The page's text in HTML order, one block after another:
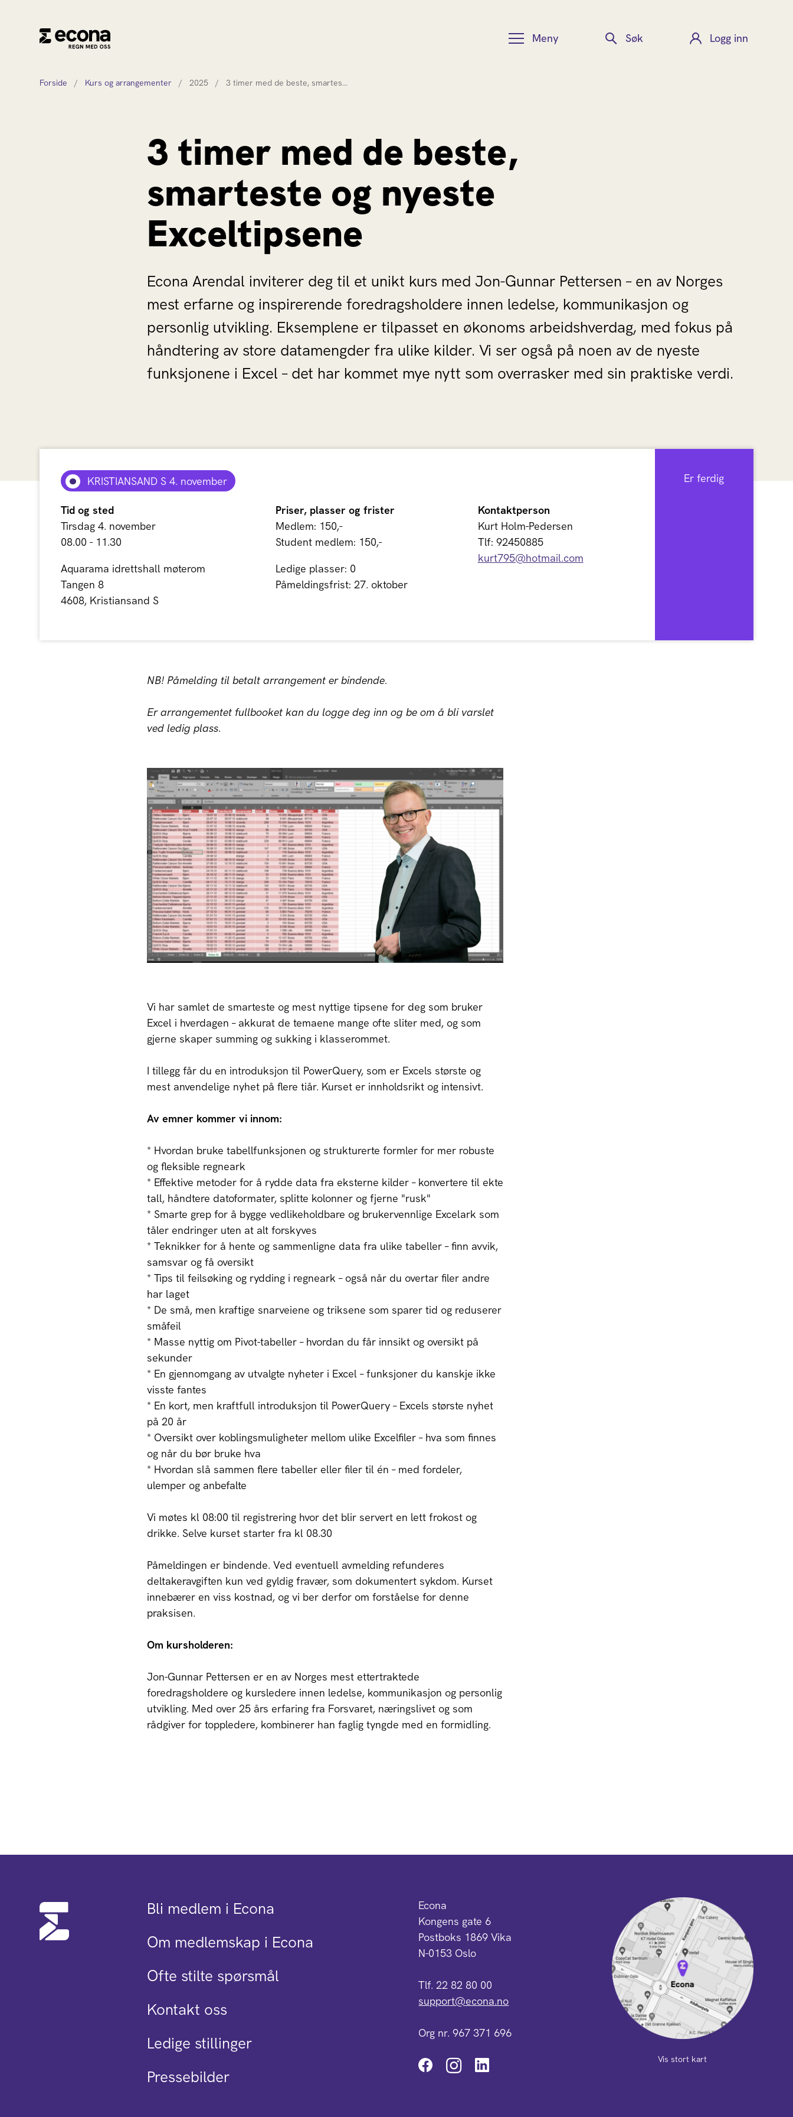
Meny Søk Logg inn
Forside / Kurs og arrangementer / 2025 / 3 timer med de beste, smartes…
3 timer med de beste,
smarteste og nyeste
Exceltipsene
Econa Arendal inviterer deg til et unikt kurs med Jon-Gunnar Pettersen – en av Norges
mest erfarne og inspirerende foredragsholdere innen ledelse, kommunikasjon og
personlig utvikling. Eksemplene er tilpasset en økonoms arbeidshverdag, med fokus på
håndtering av store datamengder fra ulike kilder. Vi ser også på noen av de nyeste
funksjonene i Excel – det har kommet mye nytt som overrasker med sin praktiske verdi.
KRISTIANSAND S 4. november
Tid og sted
Tirsdag 4. november
08.00 - 11.30
Aquarama idrettshall møterom
Tangen 8
4608, Kristiansand S
Priser, plasser og frister
Medlem: 150,-
Student medlem: 150,-
Ledige plasser: 0
Påmeldingsfrist: 27. oktober
Kontaktperson
Kurt Holm-Pedersen
Tlf: 92450885
kurt795@hotmail.com
Er ferdig
NB! Påmelding til betalt arrangement er bindende.
Er arrangementet fullbooket kan du logge deg inn og be om å bli varslet
ved ledig plass.
Vi har samlet de smarteste og mest nyttige tipsene for deg som bruker
Excel i hverdagen – akkurat de temaene mange ofte sliter med, og som
gjerne skaper summing og sukking i klasserommet.
I tillegg får du en introduksjon til PowerQuery, som er Excels største og
mest anvendelige nyhet på flere tiår. Kurset er innholdsrikt og intensivt.
Av emner kommer vi innom:
* Hvordan bruke tabellfunksjonen og strukturerte formler for mer robuste
og fleksible regneark
* Effektive metoder for å rydde data fra eksterne kilder – konvertere til ekte
tall, håndtere datoformater, splitte kolonner og fjerne "rusk"
* Smarte grep for å bygge vedlikeholdbare og brukervennlige Excelark som
tåler endringer uten at alt forskyves
* Teknikker for å hente og sammenligne data fra ulike tabeller – finn avvik,
samsvar og få oversikt
* Tips til feilsøking og rydding i regneark – også når du overtar filer andre
har laget
* De små, men kraftige snarveiene og triksene som sparer tid og reduserer
småfeil
* Masse nyttig om Pivot-tabeller – hvordan du får innsikt og oversikt på
sekunder
* En gjennomgang av utvalgte nyheter i Excel – funksjoner du kanskje ikke
visste fantes
* En kort, men kraftfull introduksjon til PowerQuery – Excels største nyhet
på 20 år
* Oversikt over koblingsmuligheter mellom ulike Excelfiler – hva som finnes
og når du bør bruke hva
* Hvordan slå sammen flere tabeller eller filer til én – med fordeler,
ulemper og anbefalte
Vi møtes kl 08:00 til registrering hvor det blir servert en lett frokost og
drikke. Selve kurset starter fra kl 08.30
Påmeldingen er bindende. Ved eventuell avmelding refunderes
deltakeravgiften kun ved gyldig fravær, som dokumentert sykdom. Kurset
innebærer en viss kostnad, og vi ber derfor om forståelse for denne
praksisen.
Om kursholderen:
Jon-Gunnar Pettersen er en av Norges mest ettertraktede
foredragsholdere og kursledere innen ledelse, kommunikasjon og personlig
utvikling. Med over 25 års erfaring fra Forsvaret, næringslivet og som
rådgiver for toppledere, kombinerer han faglig tyngde med en formidling.
Bli medlem i Econa
Om medlemskap i Econa
Ofte stilte spørsmål
Kontakt oss
Ledige stillinger
Pressebilder
Econa
Kongens gate 6
Postboks 1869 Vika
N-0153 Oslo
Tlf. 22 82 80 00
support@econa.no
Org nr. 967 371 696
Instagram Vis stort kart